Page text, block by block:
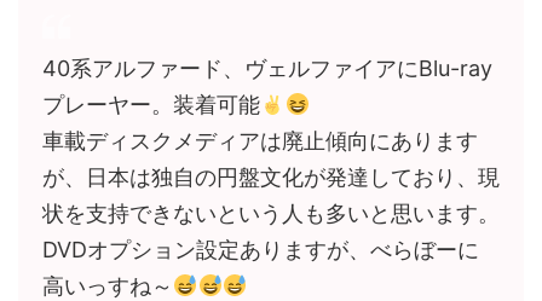
40系アルファード、ヴェルファイアにBlu-ray
プレーヤー。装着可能
車載ディスクメディアは廃止傾向にあります
が、日本は独自の円盤文化が発達しており、現
状を支持できないという人も多いと思います。
DVDオプション設定ありますが、べらぼーに
高いっすね～